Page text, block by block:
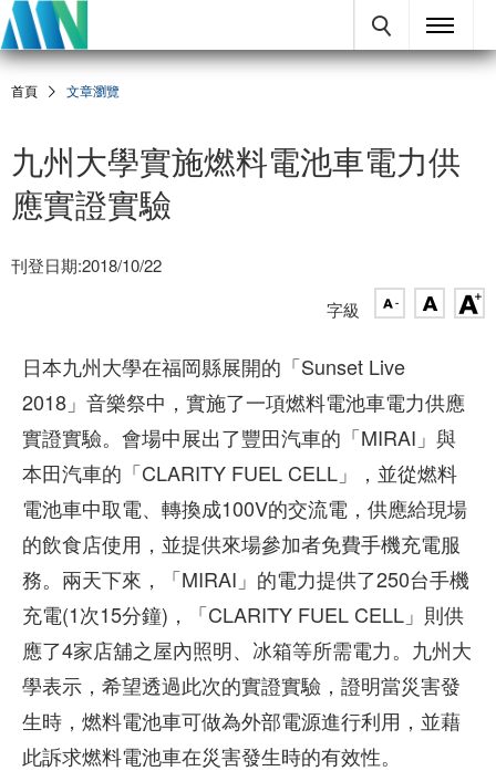
首頁 文章瀏覽
九州大學實施燃料電池車電力供
應實證實驗
刊登日期:2018/10/22
字級
日本九州大學在福岡縣展開的「Sunset Live
2018」音樂祭中，實施了一項燃料電池車電力供應
實證實驗。會場中展出了豐田汽車的「MIRAI」與
本田汽車的「CLARITY FUEL CELL」，並從燃料
電池車中取電、轉換成100V的交流電，供應給現場
的飲食店使用，並提供來場參加者免費手機充電服
務。兩天下來，「MIRAI」的電力提供了250台手機
充電(1次15分鐘)，「CLARITY FUEL CELL」則供
應了4家店舖之屋內照明、冰箱等所需電力。九州大
學表示，希望透過此次的實證實驗，證明當災害發
生時，燃料電池車可做為外部電源進行利用，並藉
此訴求燃料電池車在災害發生時的有效性。